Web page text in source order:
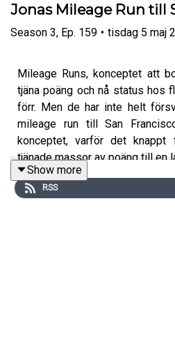
Jonas Mileage Run till
Season 3, Ep. 159 • tisdag 5 maj
Mileage Runs, konceptet att
tjäna poäng och nå status hos
förr. Men de har inte helt
mileage run till San
konceptet, varför det knappt
tjänade massor av poäng till en
Show more
RSS